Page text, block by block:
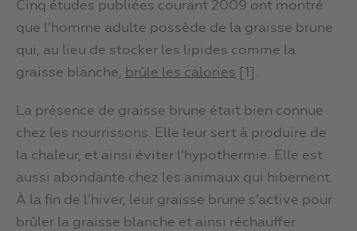
Cinq études publiées courant 2009 ont montré
que l’homme adulte possède de la graisse brune
qui, au lieu de stocker les lipides comme la
graisse blanche, brûle les calories [1].
La présence de graisse brune était bien connue
chez les nourrissons. Elle leur sert à produire de
la chaleur, et ainsi éviter l’hypothermie. Elle est
aussi abondante chez les animaux qui hibernent.
À la fin de l’hiver, leur graisse brune s’active pour
brûler la graisse blanche et ainsi réchauffer